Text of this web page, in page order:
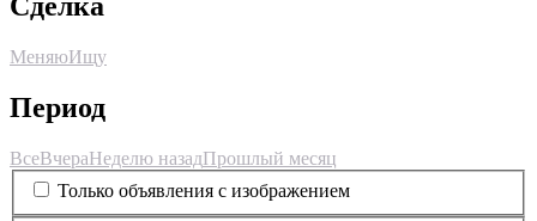
МеняюИщу
Период
ВсеВчераНеделю назадПрошлый месяц
Только объявления с изображением